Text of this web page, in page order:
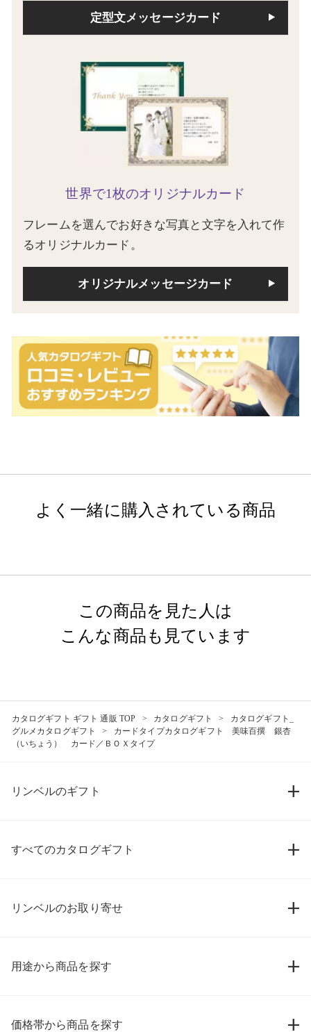
定型文メッセージカード
世界で1枚のオリジナルカード
フレームを選んでお好きな写真と文字を入れて作
るオリジナルカード。
オリジナルメッセージカード
よく一緒に購入されている商品
この商品を見た人は
こんな商品も見ています
カタログギフト ギフト 通販 TOP カタログギフト
カタログギフト_
グルメカタログギフト
カードタイプカタログギフト 美味百撰 銀杏
（いちょう） カード／ＢＯＸタイプ
リンベルのギフト
すべてのカタログギフト
リンベルのお取り寄せ
用途から商品を探す
価格帯から商品を探す